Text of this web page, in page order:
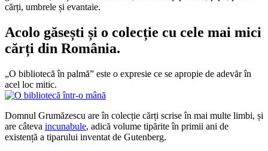
cărți, umbrele și evantaie.
Acolo găsești și o colecție cu cele mai mici
cărți din România.
„O bibliotecă în palmă” este o expresie ce se apropie de adevăr în
acel loc mitic.
Domnul Grumăzescu are în colecție cărți scrise în mai multe limbi, și
are câteva incunabule, adică volume tipărite în primii ani de
existență a tiparului inventat de Gutenberg.